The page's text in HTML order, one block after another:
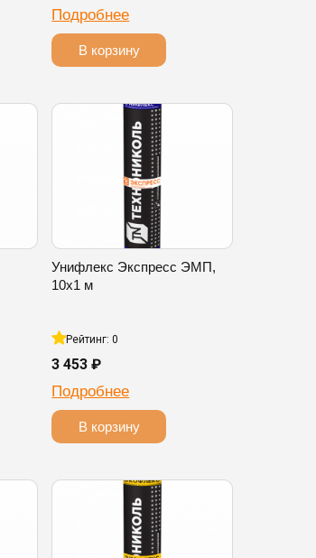
Подробнее
В корзину
Унифлекс Экспресс ЭМП,
10х1 м
Рейтинг: 0
3 453 ₽
Подробнее
В корзину